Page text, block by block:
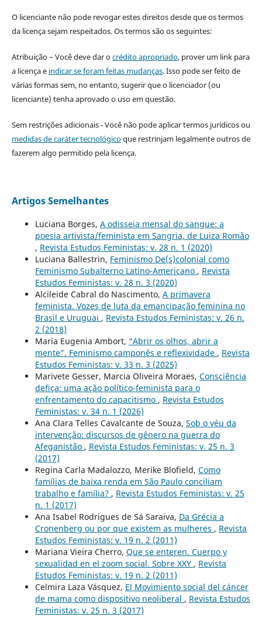
O licenciante não pode revogar estes direitos desde que os termos
da licença sejam respeitados. Os termos são os seguintes:
Atribuição – Você deve dar ocrédito apropriado, prover um link para
a licença e indicar se foram feitas mudanças. Isso pode ser feito de
várias formas sem, no entanto, sugerir que o licenciador (ou
licenciante) tenha aprovado o uso em questão.
Sem restrições adicionais - Você não pode aplicar termos jurídicos ou
medidas de caráter tecnológicoque restrinjam legalmente outros de
fazerem algo permitido pela licença.
Artigos Semelhantes
Luciana Borges, A odisseia mensal do sangue: a
poesia artivista/feminista em Sangria, de Luiza Romão
, Revista Estudos Feministas: v. 28 n. 1 (2020)
Luciana Ballestrin, Feminismo De(s)colonial como
Feminismo Subalterno Latino-Americano , Revista
Estudos Feministas: v. 28 n. 3 (2020)
Alcileide Cabral do Nascimento, A primavera
feminista. Vozes de luta da emancipação feminina no
Brasil e Uruguai , Revista Estudos Feministas: v. 26 n.
2 (2018)
María Eugenia Ambort, “Abrir os olhos, abrir a
mente”. Feminismo camponês e reflexividade , Revista
Estudos Feministas: v. 33 n. 3 (2025)
Marivete Gesser, Marcia Oliveira Moraes, Consciência
defiça: uma ação político-feminista para o
enfrentamento do capacitismo , Revista Estudos
Feministas: v. 34 n. 1 (2026)
Ana Clara Telles Cavalcante de Souza, Sob o véu da
intervenção: discursos de gênero na guerra do
Afeganistão , Revista Estudos Feministas: v. 25 n. 3
(2017)
Regina Carla Madalozzo, Merike Blofield, Como
famílias de baixa renda em São Paulo conciliam
trabalho e família? , Revista Estudos Feministas: v. 25
n. 1 (2017)
Ana Isabel Rodrigues de Sá Saraiva, Da Grécia a
Cronenberg ou por que existem as mulheres , Revista
Estudos Feministas: v. 19 n. 2 (2011)
Mariana Vieira Cherro, Que se enteren. Cuerpo y
sexualidad en el zoom social. Sobre XXY , Revista
Estudos Feministas: v. 19 n. 2 (2011)
Celmira Laza Vásquez, El Movimiento social del cáncer
de mama como dispositivo neoliberal , Revista Estudos
Feministas: v. 25 n. 3 (2017)